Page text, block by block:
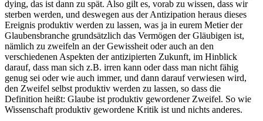
dying, das ist dann zu spät. Also gilt es, vorab zu wissen, dass wir
sterben werden, und deswegen aus der Antizipation heraus dieses
Ereignis produktiv werden zu lassen, was ja in eurem Metier der
Glaubensbranche grundsätzlich das Vermögen der Gläubigen ist,
nämlich zu zweifeln an der Gewissheit oder auch an den
verschiedenen Aspekten der antizipierten Zukunft, im Hinblick
darauf, dass man sich z.B. irren kann oder dass man nicht fähig
genug sei oder wie auch immer, und dann darauf verwiesen wird,
den Zweifel selbst produktiv werden zu lassen, so dass die
Definition heißt: Glaube ist produktiv gewordener Zweifel. So wie
Wissenschaft produktiv gewordene Kritik ist und nichts anderes.